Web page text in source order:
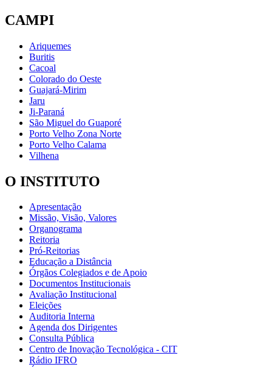
CAMPI
Ariquemes
Buritis
Cacoal
Colorado do Oeste
Guajará-Mirim
Jaru
Ji-Paraná
São Miguel do Guaporé
Porto Velho Zona Norte
Porto Velho Calama
Vilhena
O INSTITUTO
Apresentação
Missão, Visão, Valores
Organograma
Reitoria
Pró-Reitorias
Educação a Distância
Órgãos Colegiados e de Apoio
Documentos Institucionais
Avaliação Institucional
Eleições
Auditoria Interna
Agenda dos Dirigentes
Consulta Pública
Centro de Inovação Tecnológica - CIT
Rádio IFRO